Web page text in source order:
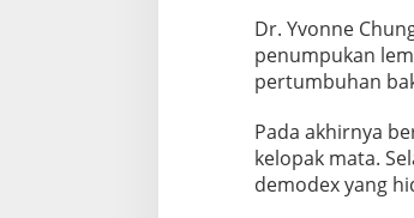
Dr. Yvonne
penumpukan
pertumbuhan
Pada akhirnya
kelopak mata.
demodex yang